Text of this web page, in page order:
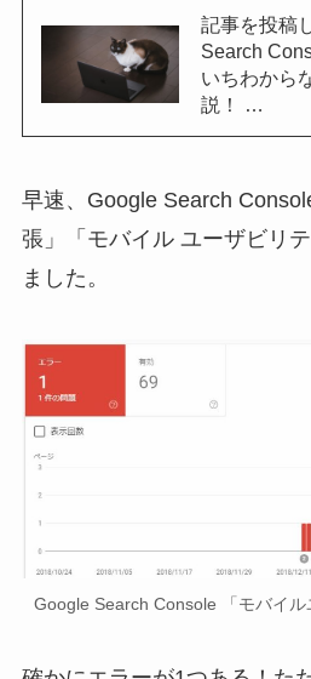
記事を投稿
Search
いちわから
説！ …
早速、Google Search
張」「モバイル ユーザビリ
ました。
Google Search Console 「モバイ